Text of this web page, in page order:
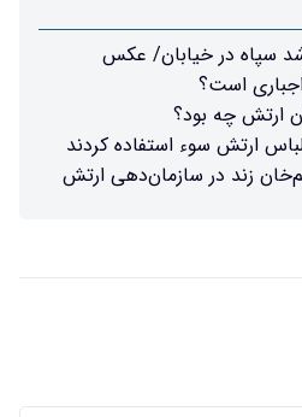
سپاه در خیابان/ عکس
است؟
ارتش چه بود؟
ارتش سوء استفاده کردند
زند در سازمان‌دهی ارتش